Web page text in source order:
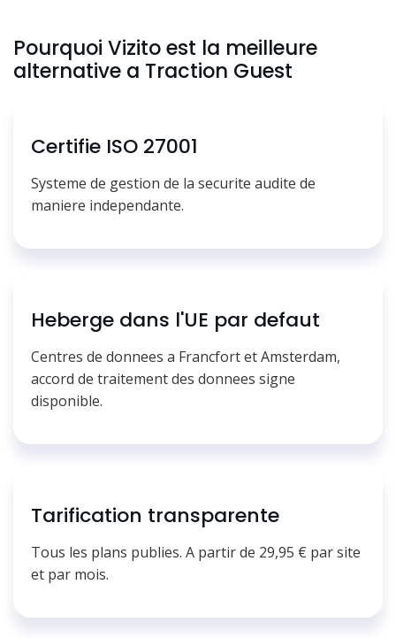
Pourquoi Vizito est la meilleure
alternative a Traction Guest
Certifie ISO 27001
Systeme de gestion de la securite audite de
maniere independante.
Heberge dans l'UE par defaut
Centres de donnees a Francfort et Amsterdam,
accord de traitement des donnees signe
disponible.
Tarification transparente
Tous les plans publies. A partir de 29,95 € par site
et par mois.